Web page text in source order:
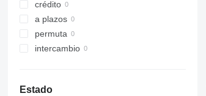
crédito
a plazos
permuta
intercambio
Estado